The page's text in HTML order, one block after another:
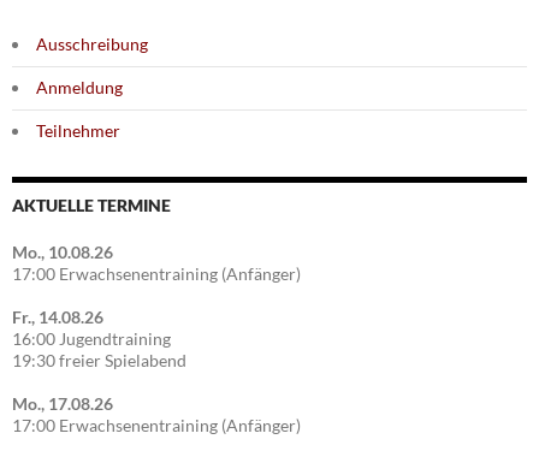
Ausschreibung
Anmeldung
Teilnehmer
AKTUELLE TERMINE
Mo., 10.08.26
17:00 Erwachsenentraining (Anfänger)
Fr., 14.08.26
16:00 Jugendtraining
19:30 freier Spielabend
Mo., 17.08.26
17:00 Erwachsenentraining (Anfänger)